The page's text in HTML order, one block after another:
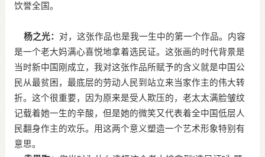
饮誉全国。
杨之光： 对，这张作品也是我一生中的第一个作品。内容
是一个老大妈满心喜悦地拿着选民证。这张画的时代背景是
当时新中国刚成立，我对这张作品所赋予的含义就是中国公
民从最贫困，最底层的劳动人民到站立来当家作主的伟大转
折。这个很重要，因为原来是受人欺压的，老太太满脸皱纹
记载着她一生的辛酸，但是她的微笑又代表着全中国低层人
民翻身作主的欢乐。用这两个意义塑造一个艺术形象特别有
意思。